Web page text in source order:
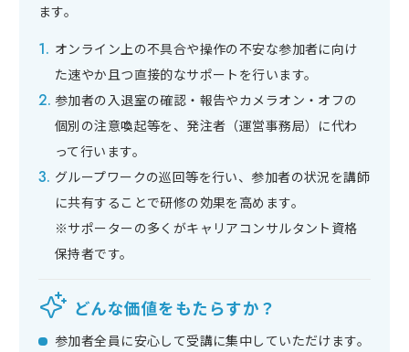
ます。
オンライン上の不具合や操作の不安な参加者に向け
た速やか且つ直接的なサポートを行います。
参加者の入退室の確認・報告やカメラオン・オフの
個別の注意喚起等を、発注者（運営事務局）に代わ
って行います。
グループワークの巡回等を行い、参加者の状況を講師
に共有することで研修の効果を高めます。
※サポーターの多くがキャリアコンサルタント資格
保持者です。
どんな価値をもたらすか？
参加者全員に安心して受講に集中していただけます。